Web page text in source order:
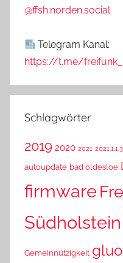
@ffsh.norden.social
Telegram Kanal:
https://t.me/
Schlagwörter
2019 2020 2021 2021.1.1.3
autoupdate bad oldesloe
firmware
Südholstein
Gemeinnützigkeit